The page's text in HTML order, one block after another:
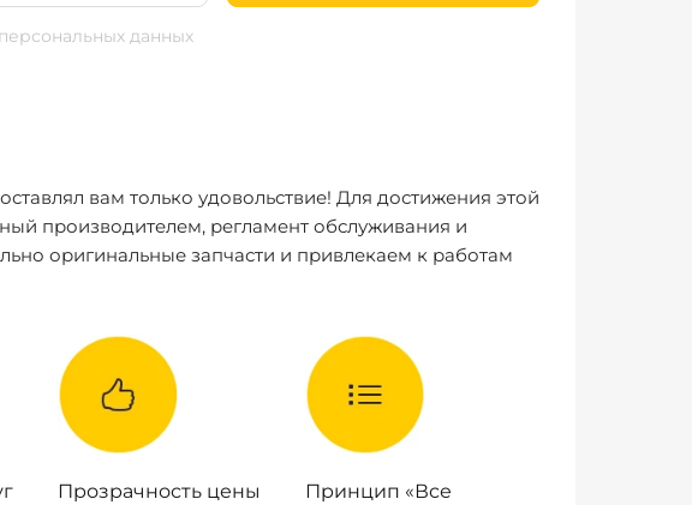
данных
вам только удовольствие! Для достижения этой
производителем, регламент обслуживания и
оригинальные запчасти и привлекаем к работам
Прозрачность цены
Принцип «Все